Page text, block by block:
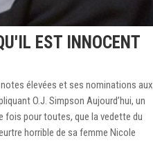
EST INNOCENT
élevées et ses nominations aux
O.J. Simpson Aujourd’hui, un
fois pour toutes, que la vedette du
horrible de sa femme Nicole